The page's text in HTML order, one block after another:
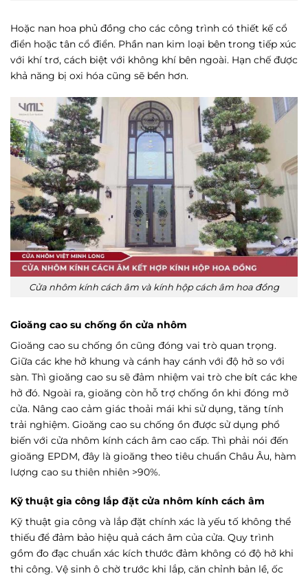
Hoặc nan hoa phủ đồng cho các công trình có thiết kế cổ
điển hoặc tân cổ điển. Phần nan kim loại bên trong tiếp xúc
với khí trơ, cách biệt với không khí bên ngoài. Hạn chế được
khả năng bị oxi hóa cũng sẽ bền hơn.
Cửa nhôm kính cách âm và kính hộp cách âm hoa đồng
Gioăng cao su chống ồn cửa nhôm
Gioăng cao su chống ồn cũng đóng vai trò quan trọng.
Giữa các khe hở khung và cánh hay cánh với độ hở so với
sàn. Thì gioăng cao su sẽ đảm nhiệm vai trò che bít các khe
hở đó. Ngoài ra, gioăng còn hỗ trợ chống ồn khi đóng mở
cửa. Nâng cao cảm giác thoải mái khi sử dụng, tăng tính
trải nghiệm. Gioăng cao su chống ồn được sử dụng phổ
biến với cửa nhôm kính cách âm cao cấp. Thì phải nói đến
gioăng EPDM, đây là gioăng theo tiêu chuẩn Châu Âu, hàm
lượng cao su thiên nhiên >90%.
Kỹ thuật gia công lắp đặt cửa nhôm kính cách âm
Kỹ thuật gia công và lắp đặt chính xác là yếu tố không thể
thiếu để đảm bảo hiệu quả cách âm của cửa. Quy trình
gồm đo đạc chuẩn xác kích thước đảm không có độ hở khi
thi công. Vệ sinh ô chờ trước khi lắp, căn chỉnh bản lề, ốc